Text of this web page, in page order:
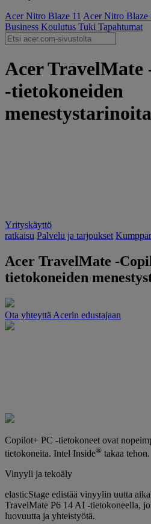
Acer Nitro Blaze 11 Acer Nitro Blaze
Business Koulutus Tuki Tapahtumat
Acer TravelMate
-tietokoneiden
Yrityskäyttö
ratkaisu Palvelu ja tarjoukset
Acer TravelMate -
tietokoneiden
Ota yhteyttä Acerin edustajaan
Copilot+ PC -tietokoneet ovat
tietokoneita. Intel Inside® takaa tehon.
Vinyyli ja tekoäly
elasticStage edistää vinyylin uutta
TravelMate P6 14 AI -tietokoneella,
luovuutta ja yhteistyötä.